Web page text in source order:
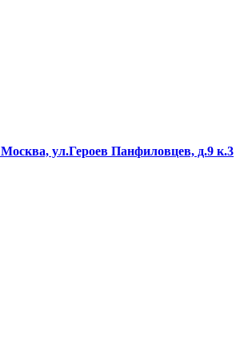
Москва, ул.Героев Панфиловцев, д.9 к.3